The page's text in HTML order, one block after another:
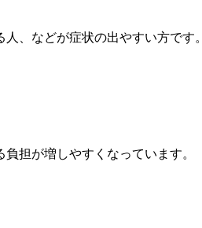
、などが症状の出やすい方です。
担が増しやすくなっています。